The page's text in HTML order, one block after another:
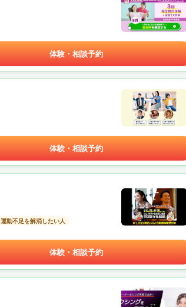
体験・相談予約
体験・相談予約
運動不足を解消したい人
体験・相談予約